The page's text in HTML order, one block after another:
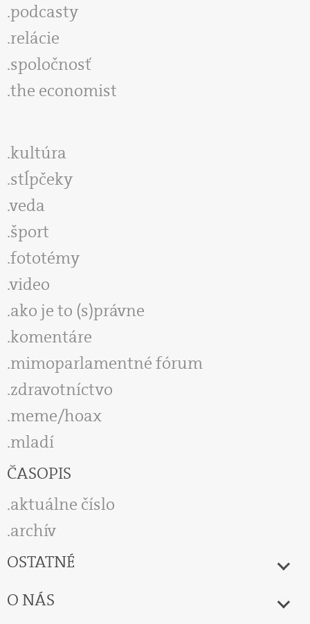
podcasty
relácie
spoločnosť
the economist
kultúra
stĺpčeky
veda
šport
fototémy
video
ako je to (s)právne
komentáre
mimoparlamentné fórum
zdravotníctvo
meme/hoax
mladí
ČASOPIS
aktuálne číslo
archív
OSTATNÉ
O NÁS